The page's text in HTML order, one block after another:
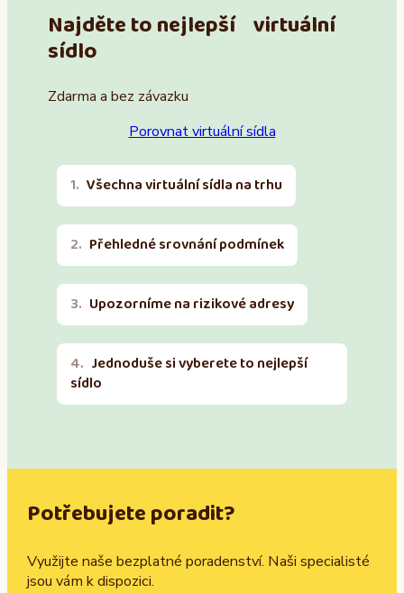
Najděte to nejlepší virtuální
sídlo
Zdarma a bez závazku
Porovnat virtuální sídla
Všechna virtuální sídla na trhu
Přehledné srovnání podmínek
Upozorníme na rizikové adresy
Jednoduše si vyberete to nejlepší
sídlo
Potřebujete poradit?
Využijte naše bezplatné poradenství. Naši specialisté
jsou vám k dispozici.